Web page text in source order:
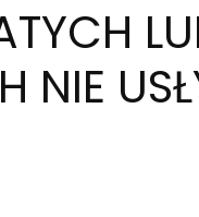
NIE